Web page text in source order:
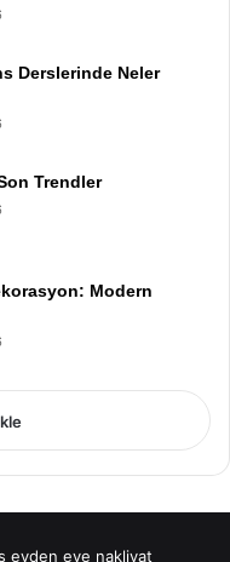
Derslerinde Neler
Trendler
Modern
evden eve nakliyat